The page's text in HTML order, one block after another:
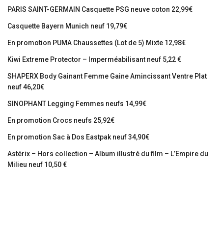
PARIS SAINT-GERMAIN Casquette PSG neuve coton 22,99€
Casquette Bayern Munich neuf 19,79€
En promotion PUMA Chaussettes (Lot de 5) Mixte 12,98€
Kiwi Extreme Protector – Imperméabilisant neuf 5,22 €
SHAPERX Body Gainant Femme Gaine Amincissant Ventre Plat
neuf 46,20€
SINOPHANT Legging Femmes neufs 14,99€
En promotion Crocs neufs 25,92€
En promotion Sac à Dos Eastpak neuf 34,90€
Astérix – Hors collection – Album illustré du film – L’Empire du
Milieu neuf 10,50 €